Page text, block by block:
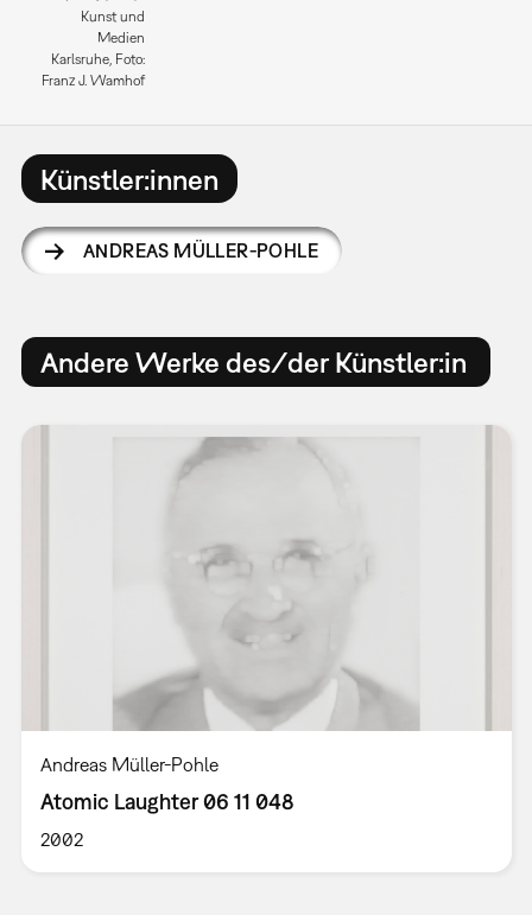
Kunst und
Medien
Karlsruhe, Foto:
Franz J. Wamhof
Künstler:innen
ANDREAS MÜLLER-POHLE
Andere Werke des/der Künstler:in
Andreas Müller-Pohle
Atomic Laughter 06 11 048
2002